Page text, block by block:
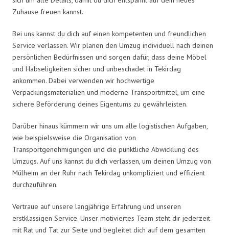
Zuhause freuen kannst.
Bei uns kannst du dich auf einen kompetenten und freundlichen
Service verlassen. Wir planen den Umzug individuell nach deinen
persönlichen Bedürfnissen und sorgen dafür, dass deine Möbel
und Habseligkeiten sicher und unbeschadet in Tekirdag
ankommen. Dabei verwenden wir hochwertige
Verpackungsmaterialien und moderne Transportmittel, um eine
sichere Beförderung deines Eigentums zu gewährleisten.
Darüber hinaus kümmern wir uns um alle logistischen Aufgaben,
wie beispielsweise die Organisation von
Transportgenehmigungen und die pünktliche Abwicklung des
Umzugs. Auf uns kannst du dich verlassen, um deinen Umzug von
Mülheim an der Ruhr nach Tekirdag unkompliziert und effizient
durchzuführen.
Vertraue auf unsere langjährige Erfahrung und unseren
erstklassigen Service. Unser motiviertes Team steht dir jederzeit
mit Rat und Tat zur Seite und begleitet dich auf dem gesamten